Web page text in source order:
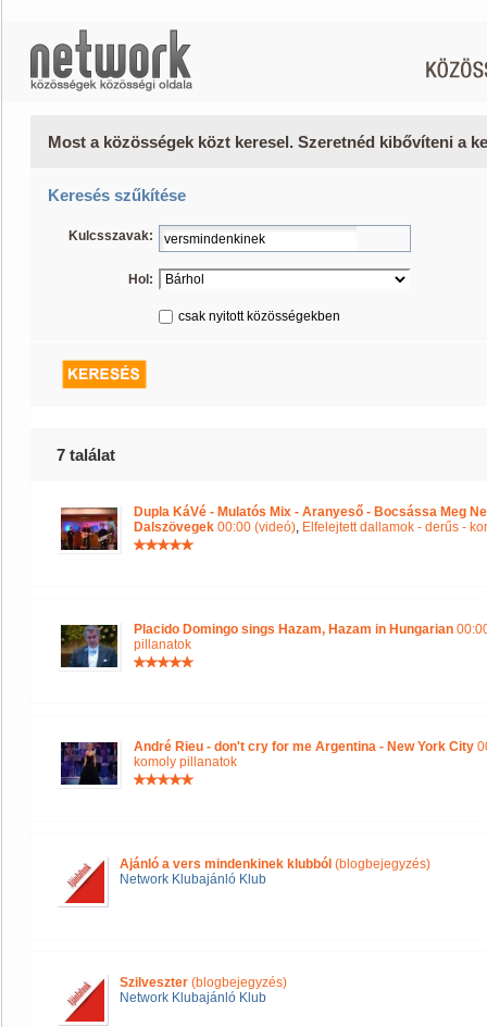
Most a közösségek közt keresel. Szeretnéd kibővíteni a
Keresés szűkítése
Kulcsszavak:
Hol:
csak nyitott közösségekben
7 találat
Dupla KáVé - Mulatós Mix - Aranyeső - Bocsássa Meg
Dalszövegek 00:00 (videó), Elfelejtett dallamok - derűs -
Placido Domingo sings Hazam, Hazam in Hungarian
pillanatok
André Rieu - don't cry for me Argentina - New York City
komoly pillanatok
Ajánló a vers mindenkinek klubból (blogbejegyzés)
Network Klubajánló Klub
Szilveszter (blogbejegyzés)
Network Klubajánló Klub